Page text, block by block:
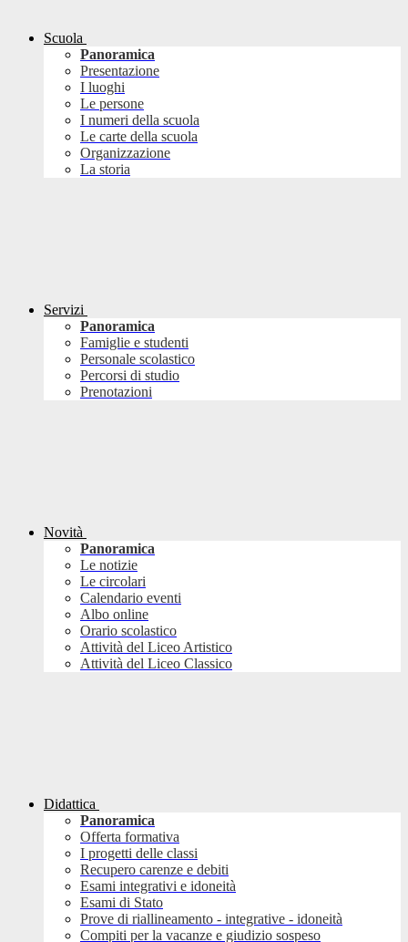
Scuola
Panoramica
Presentazione
I luoghi
Le persone
I numeri della scuola
Le carte della scuola
Organizzazione
La storia
Servizi
Panoramica
Famiglie e studenti
Personale scolastico
Percorsi di studio
Prenotazioni
Novità
Panoramica
Le notizie
Le circolari
Calendario eventi
Albo online
Orario scolastico
Attività del Liceo Artistico
Attività del Liceo Classico
Didattica
Panoramica
Offerta formativa
I progetti delle classi
Recupero carenze e debiti
Esami integrativi e idoneità
Esami di Stato
Prove di riallineamento - integrative - idoneità
Compiti per la vacanze e giudizio sospeso